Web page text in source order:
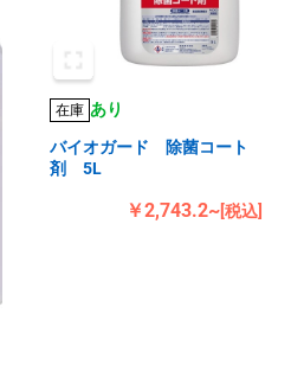
在庫 あり
バイオガード 除菌コート
剤 5L
￥2,743.2~[税込]